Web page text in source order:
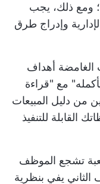
ومع ذلك، يجب
وإدراج طرق
الغامضة أهداف
مع "قراءة
من دليل المبيعات
للتنفيذ
تشجع الموظف
الثاني يفي بنظرية